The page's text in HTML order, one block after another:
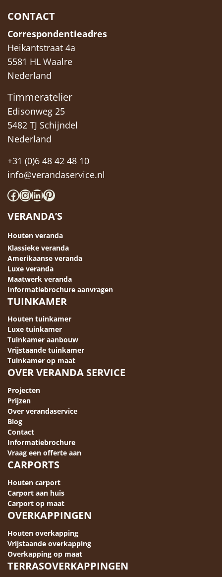
CONTACT
Correspondentieadres
Heikantstraat 4a
5581 HL Waalre
Nederland
Timmeratelier
Edisonweg 25
5482 TJ Schijndel
Nederland
+31 (0)6 48 42 48 10
info@verandaservice.nl
Facebook InstagramLinkedIn Pinterest
VERANDA’S
Houten veranda
Klassieke veranda
Amerikaanse veranda
Luxe veranda
Maatwerk veranda
Informatiebrochure aanvragen
TUINKAMER
Houten tuinkamer
Luxe tuinkamer
Tuinkamer aanbouw
Vrijstaande tuinkamer
Tuinkamer op maat
OVER VERANDA SERVICE
Projecten
Prijzen
Over verandaservice
Blog
Contact
Informatiebrochure
Vraag een offerte aan
CARPORTS
Houten carport
Carport aan huis
Carport op maat
OVERKAPPINGEN
Houten overkapping
Vrijstaande overkapping
Overkapping op maat
TERRASOVERKAPPINGEN